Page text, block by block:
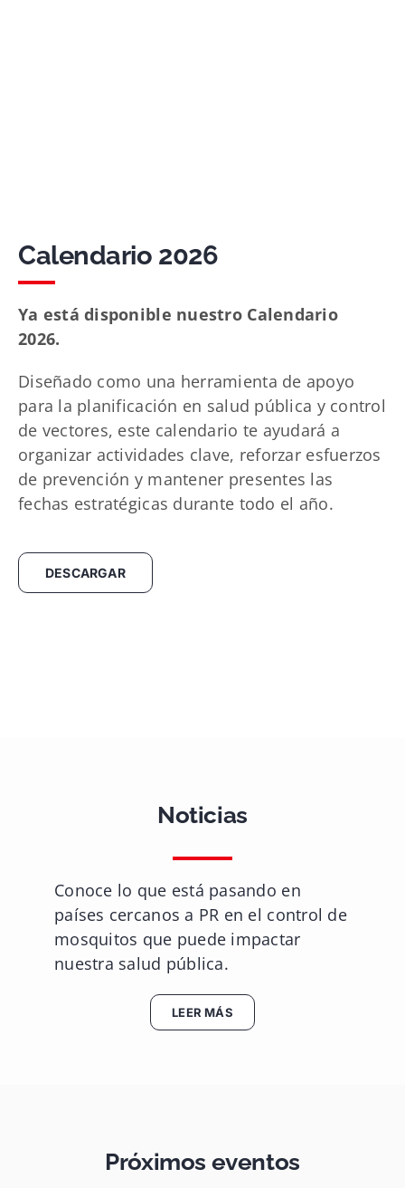
Calendario 2026
Ya está disponible nuestro Calendario
2026.
Diseñado como una herramienta de apoyo
para la planificación en salud pública y control
de vectores, este calendario te ayudará a
organizar actividades clave, reforzar esfuerzos
de prevención y mantener presentes las
fechas estratégicas durante todo el año.
DESCARGAR
Noticias
Conoce lo que está pasando en
países cercanos a PR en el control de
mosquitos que puede impactar
nuestra salud pública.
LEER MÁS
Próximos eventos